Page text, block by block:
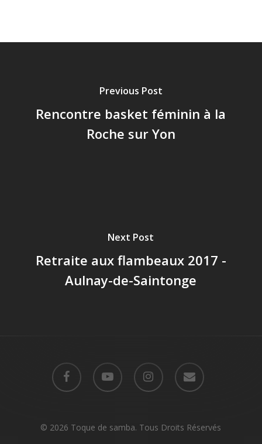
Previous Post
Rencontre basket féminin à la
Roche sur Yon
Next Post
Retraite aux flambeaux 2017 -
Aulnay-de-Saintonge
facebook youtube instagram email
© 2026 Toque de samba. Tous Droits Réservés